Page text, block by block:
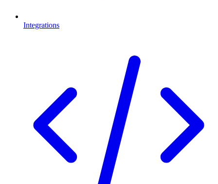
Integrations